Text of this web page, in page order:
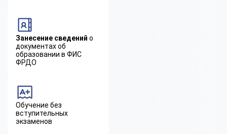
Занесение сведений о
документах об
образовании в ФИС
ФРДО
Обучение без
вступительных
экзаменов